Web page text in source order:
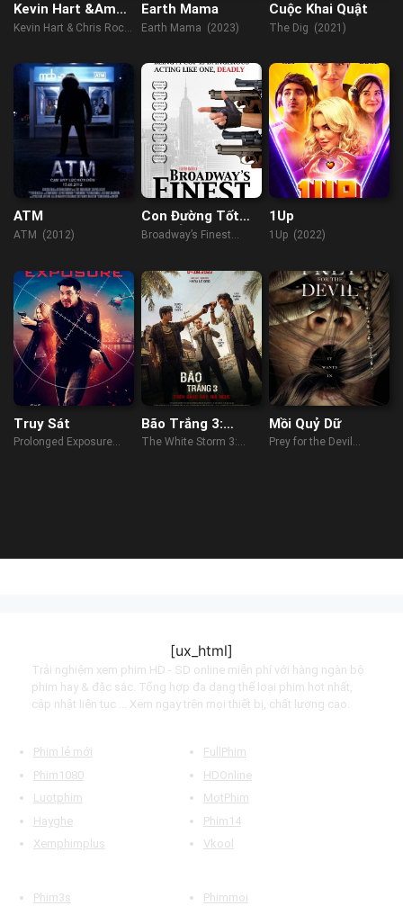
Kevin Hart &Amp;
Chris Rock: Chỉ
Kevin Hart & Chris Rock:
Earth Mama
Earth Mama (2023)
Cuộc Khai Quật
The Dig (2021)
ATM
ATM (2012)
Con Đường Tốt
Nhất Ở Broadway
Broadway’s Finest
1Up
1Up (2022)
Truy Sát
Prolonged Exposure
Bão Trắng 3:
Thiên Đàng Hay
The White Storm 3:
Mồi Quỷ Dữ
Prey for the Devil